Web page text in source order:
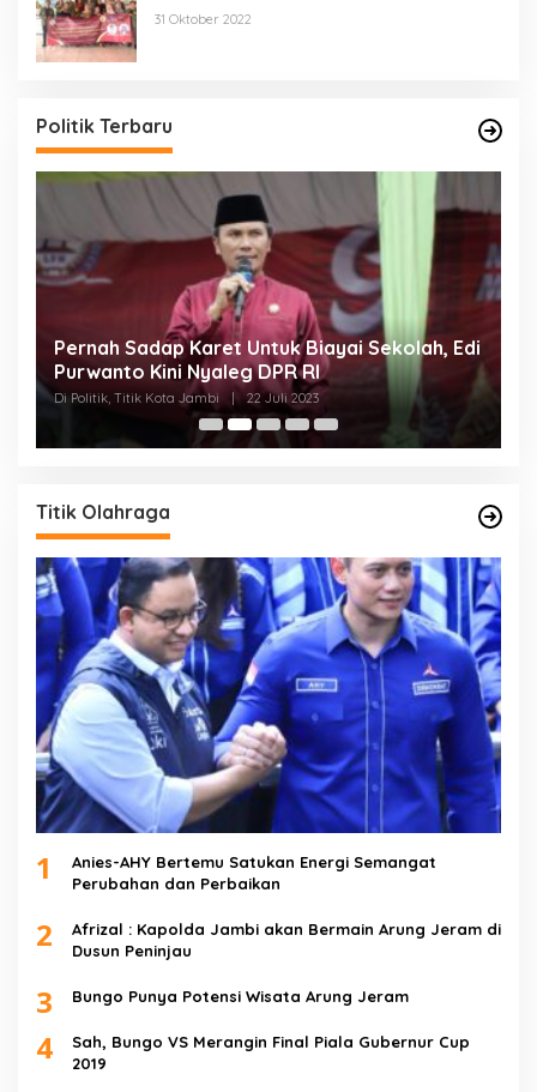
di Desa Jatisura Kabupaten Indramayu
31 Oktober 2022
Politik Terbaru
Pernah Sadap Karet Untuk Biayai Sekolah, Edi
Purwanto Kini Nyaleg DPR RI
Di Politik, Titik Kota Jambi | 22 Juli 2023
Titik Olahraga
1
Anies-AHY Bertemu Satukan Energi Semangat
Perubahan dan Perbaikan
2
Afrizal : Kapolda Jambi akan Bermain Arung Jeram di
Dusun Peninjau
3 Bungo Punya Potensi Wisata Arung Jeram
4
Sah, Bungo VS Merangin Final Piala Gubernur Cup
2019